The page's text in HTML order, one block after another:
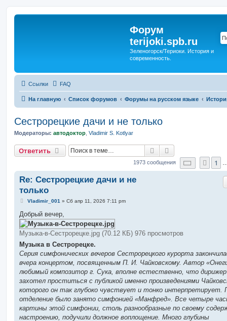
Форум
terijoki.spb.ru
Зеленогорск/Териоки. История и
современность.
Ссылки FAQ
На главную Список форумов Форумы на русском языке
Сестрорецкие дачи и не только
Модераторы: автодоктор Vladimir S. Kotlyar
Ответить Поиск
1973 сообщения Страница
1
Re: Сестрорецкие дачи и не
только
С
о
б
щ
е
н
и
е
Vladimir_001 » Сб апр 11, 2026 7:11 pm
Добрый вечер,
Музыка-в-Сестрорецке.jpg (70.12 КБ) 976 просмотров
Музыка в Сестрорецке.
Серия симфонических вечеров Сестрорецкого курорта
вчера концертом, посвященным П. И. Чайковскому. Автор
любимый композитор г. Сука, вполне естественно, что дирижер
захотел проститься с публикой именно произведениями
которого он так глубоко чувствует и тонко интерпретирует.
отделение было занято симфонией «Манфред». Все четыре
картины этой симфонии, столь разнообразные по своему
настроению, подучили должное воплощение. Много глубины